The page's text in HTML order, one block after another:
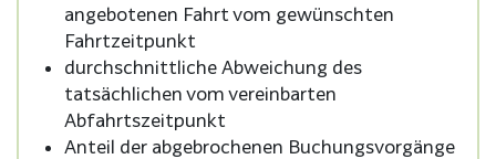
angebotenen Fahrt vom gewünschten
Fahrtzeitpunkt
durchschnittliche Abweichung des
tatsächlichen vom vereinbarten
Abfahrtszeitpunkt
Anteil der abgebrochenen Buchungsvorgänge